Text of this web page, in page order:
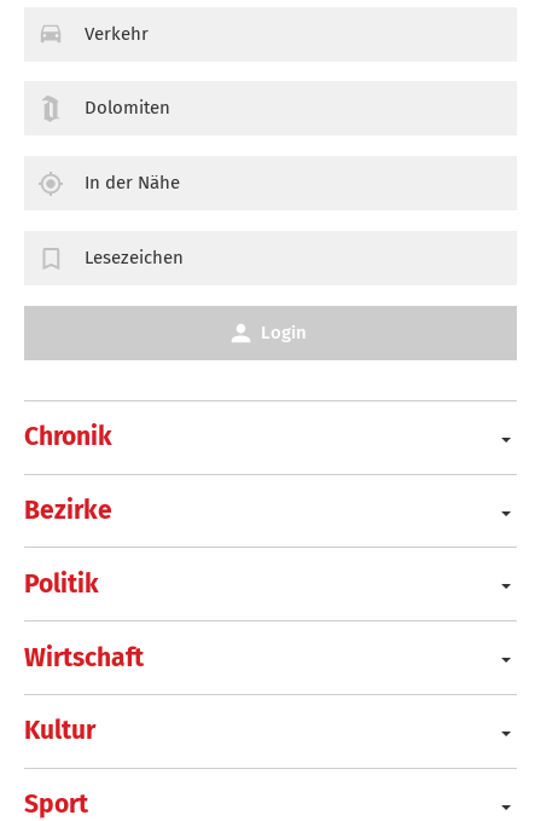
Chronik
Bezirke
Politik
Wirtschaft
Kultur
Sport
Verkehr
Dolomiten
In der Nähe
Lesezeichen
Login